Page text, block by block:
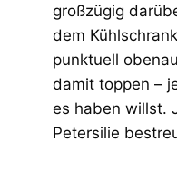
großzügig
dem
punktuell
damit toppen –
es haben willst.
Petersilie